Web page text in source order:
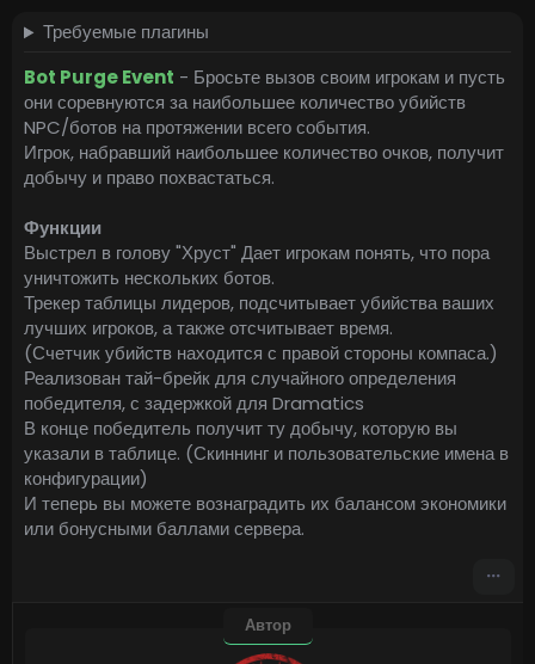
а
и
я
Требуемые плагины
Bot Purge Event - Бросьте вызов своим игрокам и пусть
они соревнуются за наибольшее количество убийств
NPC/ботов на протяжении всего события.
Игрок, набравший наибольшее количество очков, получит
добычу и право похвастаться.
Функции
Выстрел в голову "Хруст" Дает игрокам понять, что пора
уничтожить нескольких ботов.
Трекер таблицы лидеров, подсчитывает убийства ваших
лучших игроков, а также отсчитывает время.
(Счетчик убийств находится с правой стороны компаса.)
Реализован тай-брейк для случайного определения
победителя, с задержкой для Dramatics
В конце победитель получит ту добычу, которую вы
указали в таблице. (Скиннинг и пользовательские имена в
конфигурации)
И теперь вы можете вознаградить их балансом экономики
или бонусными баллами сервера.
Автор